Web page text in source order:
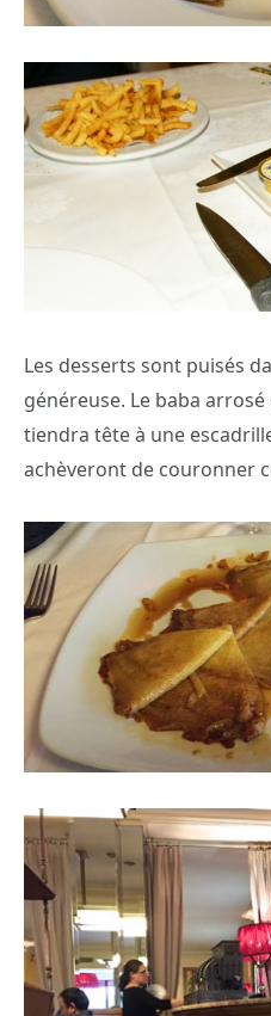
Les desserts sont puisés
généreuse. Le baba
tiendra tête à une
achèveront de couronner